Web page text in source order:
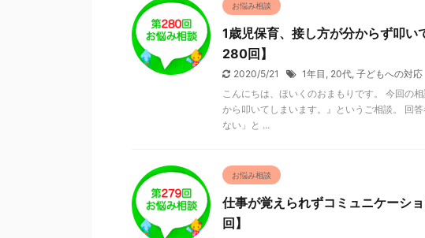
お悩み相談
1歳児保育、接し方が分からず叩
280回】
2020/5/21 1年目 , 20代, 子どもへの対応
こんにちは、ほいくのおまもりです。 今回の
から叩いてしまいます。』というご相談。 回
ない」と ...
お悩み相談
仕事が覚えられずコミュニケーシ
回】